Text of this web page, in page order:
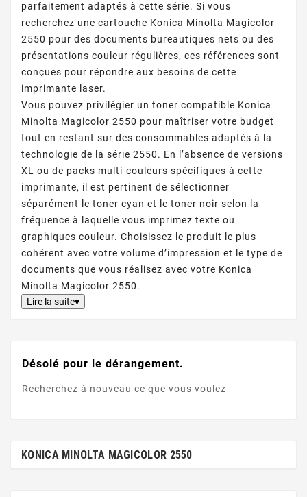
parfaitement adaptés à cette série. Si vous
recherchez une cartouche Konica Minolta Magicolor
2550 pour des documents bureautiques nets ou des
présentations couleur régulières, ces références sont
conçues pour répondre aux besoins de cette
imprimante laser.
Vous pouvez privilégier un toner compatible Konica
Minolta Magicolor 2550 pour maîtriser votre budget
tout en restant sur des consommables adaptés à la
technologie de la série 2550. En l’absence de versions
XL ou de packs multi-couleurs spécifiques à cette
imprimante, il est pertinent de sélectionner
séparément le toner cyan et le toner noir selon la
fréquence à laquelle vous imprimez texte ou
graphiques couleur. Choisissez le produit le plus
cohérent avec votre volume d’impression et le type de
documents que vous réalisez avec votre Konica
Minolta Magicolor 2550.
Lire la suite▾
Désolé pour le dérangement.
Recherchez à nouveau ce que vous voulez
KONICA MINOLTA MAGICOLOR 2550